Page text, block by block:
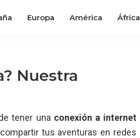
Europa América África
Nuestra
tener una conexión a internet
tus aventuras en redes